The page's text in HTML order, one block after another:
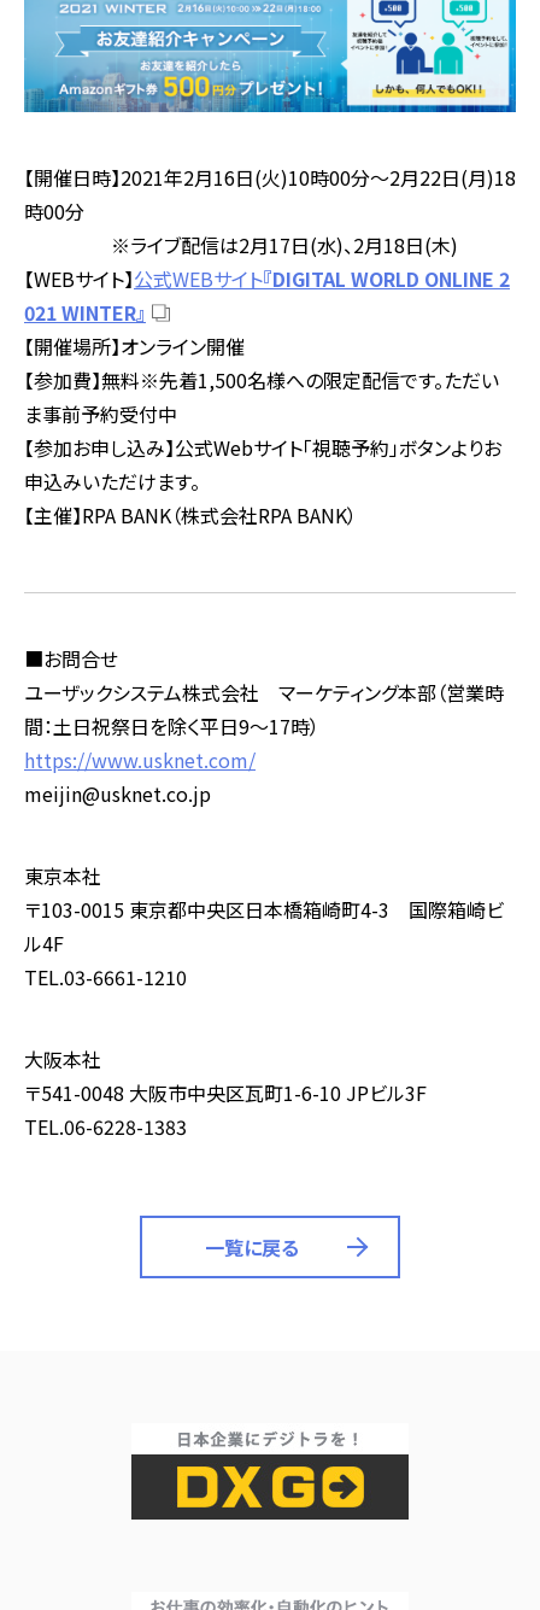
【開催日時】2021年2月16日(火)10時00分～2月22日(月)18
時00分
※ライブ配信は2月17日(水)、2月18日(木)
【WEBサイト】公式WEBサイト『DIGITAL WORLD ONLINE 2
021 WINTER』
【開催場所】オンライン開催
【参加費】無料※先着1,500名様への限定配信です。ただい
ま事前予約受付中
【参加お申し込み】公式Webサイト「視聴予約」ボタンよりお
申込みいただけます。
【主催】RPA BANK（株式会社RPA BANK）
■お問合せ
ユーザックシステム株式会社 マーケティング本部（営業時
間：土日祝祭日を除く平日9～17時）
https://www.usknet.com/
meijin@usknet.co.jp
東京本社
〒103-0015 東京都中央区日本橋箱崎町4-3 国際箱崎ビ
ル4F
TEL.03-6661-1210
大阪本社
〒541-0048 大阪市中央区瓦町1-6-10 JPビル3F
TEL.06-6228-1383
一覧に戻る